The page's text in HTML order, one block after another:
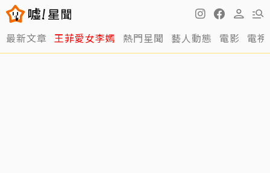
最新文章 王菲愛女李嫣 熱門星聞 藝人動態 電影 電視